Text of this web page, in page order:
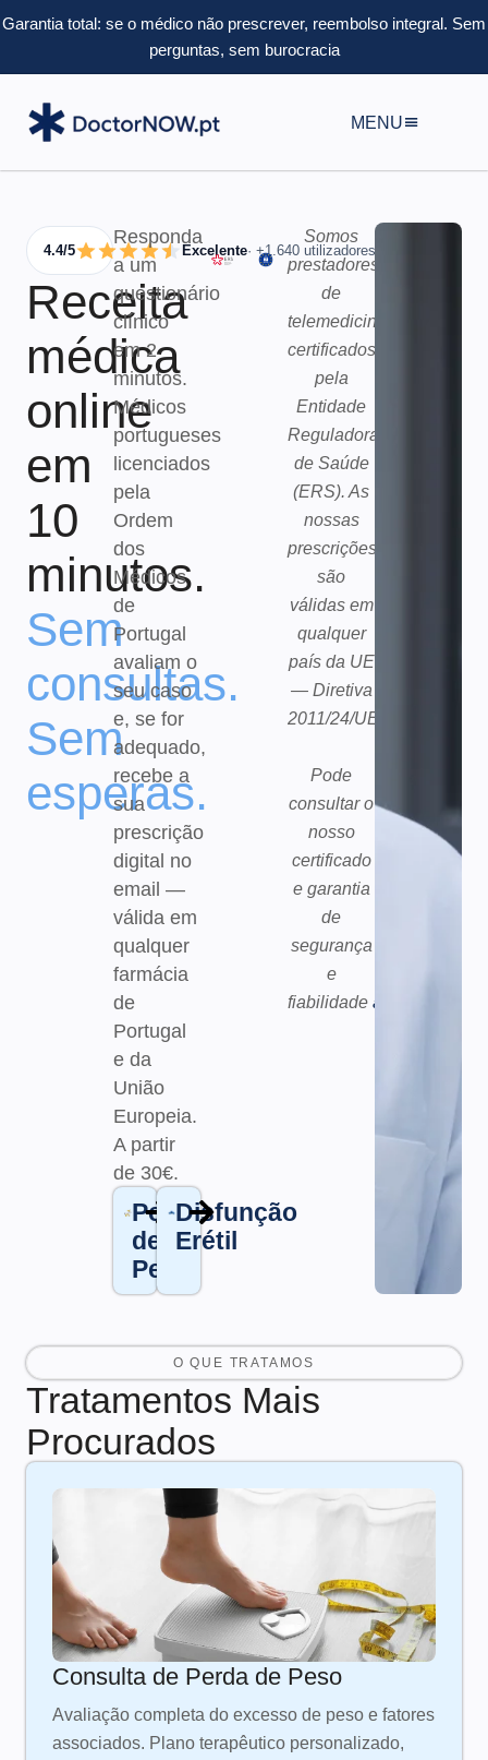
Garantia total: se o médico não prescrever, reembolso integral. Sem
perguntas, sem burocracia
MENU
4.4/5 Excelente· +1.640 utilizadores
Receita
médica
online
em
10
minutos.
Sem
consultas.
Sem
esperas.
Responda
a um
questionário
clínico
em 2
minutos.
Médicos
portugueses
licenciados
pela
Ordem
dos
Médicos
de
Portugal
avaliam o
seu caso
e, se for
adequado,
recebe a
sua
prescrição
digital no
email —
válida em
qualquer
farmácia
de
Portugal
e da
União
Europeia.
A partir
de 30€.
Perda
de
Peso
Disfunção
Erétil
Somos
prestadores
de
telemedicina
certificados
pela
Entidade
Reguladora
de Saúde
(ERS). As
nossas
prescrições
são
válidas em
qualquer
país da UE
— Diretiva
2011/24/UE.
Pode
consultar o
nosso
certificado
e garantia
de
segurança
e
fiabilidade aqui.
O QUE TRATAMOS
Tratamentos Mais
Procurados
Consulta de Perda de Peso
Avaliação completa do excesso de peso e fatores
associados. Plano terapêutico personalizado,